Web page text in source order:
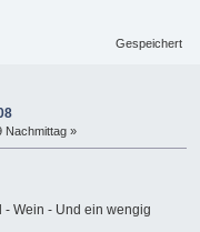
Gespeichert
Nachmittag »
Wein - Und ein wengig